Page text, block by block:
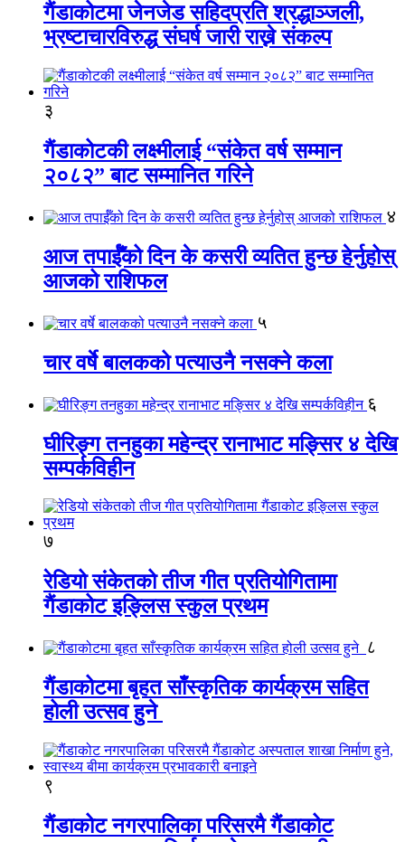
गैंडाकोटमा जेनजेड सहिदप्रति श्रद्धाञ्जली,
भ्रष्टाचारविरुद्ध संघर्ष जारी राख्ने संकल्प
३
गैंडाकोटकी लक्ष्मीलाई “संकेत वर्ष सम्मान
२०८२” बाट सम्मानित गरिने
४
आज तपाईँको दिन के कसरी व्यतित हुन्छ हेर्नुहोस्
आजको राशिफल
५
चार वर्षे बालकको पत्याउनै नसक्ने कला
६
घीरिङ्ग तनहुका महेन्द्र रानाभाट मङ्सिर ४ देखि
सम्पर्कविहीन
७
रेडियो संकेतको तीज गीत प्रतियोगितामा
गैंडाकोट इङ्लिस स्कुल प्रथम
८
गैंडाकोटमा बृहत साँस्कृतिक कार्यक्रम सहित
होली उत्सव हुने
९
गैंडाकोट नगरपालिका परिसरमै गैंडाकोट